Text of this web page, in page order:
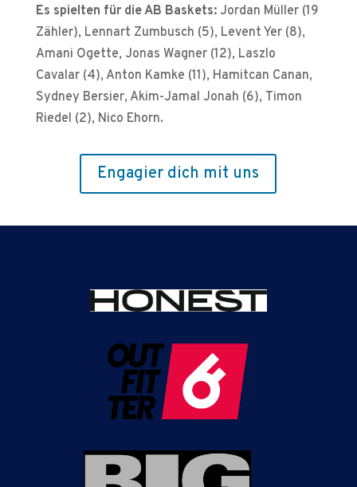
Es spielten für die AB Baskets:Jordan Müller (19
Zähler), Lennart Zumbusch (5), Levent Yer (8),
Amani Ogette, Jonas Wagner (12), Laszlo
Cavalar (4), Anton Kamke (11), Hamitcan Canan,
Sydney Bersier, Akim-Jamal Jonah (6), Timon
Riedel (2), Nico Ehorn.
Engagier dich mit uns